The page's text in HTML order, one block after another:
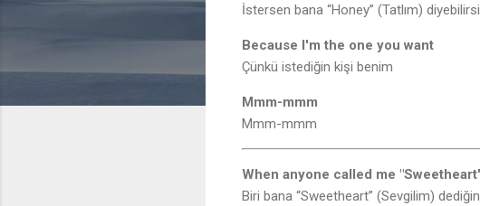
İstersen bana “Honey” (Tatlım)
Because I'm the one you want
Çünkü istediğin kişi benim
Mmm-mmm
Mmm-mmm
When anyone called me "Sweetheart'
Biri bana “Sweetheart” (Sevgilim)